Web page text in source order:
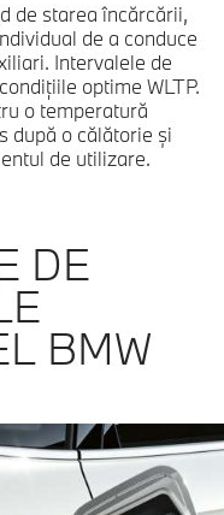
de starea încărcării,
de a conduce
Intervalele de
optime WLTP.
o temperatură
după o călătorie şi
de utilizare.
DE
BMW